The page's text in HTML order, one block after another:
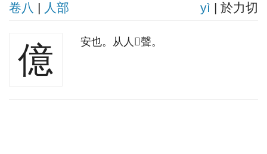
卷八 | 人部 yì | 於力切
億 安也。从人𢡃聲。